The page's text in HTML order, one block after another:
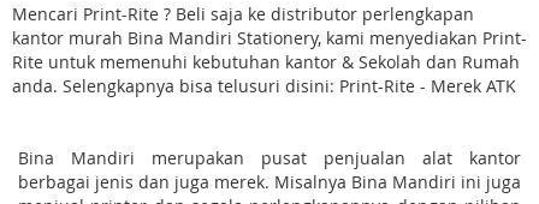
Mencari Print-Rite ? Beli saja ke distributor perlengkapan
kantor murah Bina Mandiri Stationery, kami menyediakan Print-
Rite untuk memenuhi kebutuhan kantor & Sekolah dan Rumah
anda. Selengkapnya bisa telusuri disini: Print-Rite - Merek ATK
Bina Mandiri merupakan pusat penjualan alat kantor
berbagai jenis dan juga merek. Misalnya Bina Mandiri ini juga